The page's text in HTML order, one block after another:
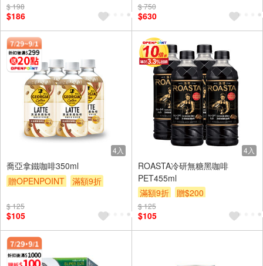
$ 198
$186
贈$200
$ 750
$630
4入
喬亞拿鐵咖啡350ml
贈OPENPOINT
滿額9折
$ 125
$105
4入
ROASTA冷研無糖黑咖啡
PET455ml
滿額9折
贈$200
$ 125
$105